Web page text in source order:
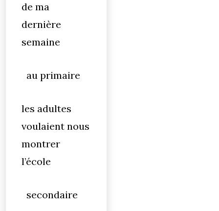
de ma
dernière
semaine
au primaire
les adultes
voulaient nous
montrer
l’école
secondaire